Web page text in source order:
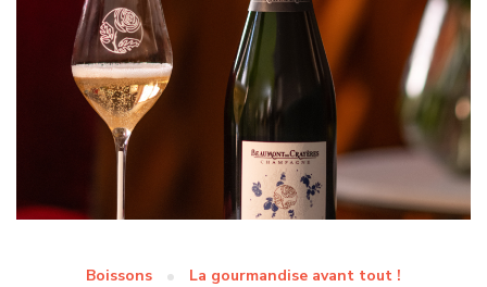
Boissons La gourmandise avant tout !